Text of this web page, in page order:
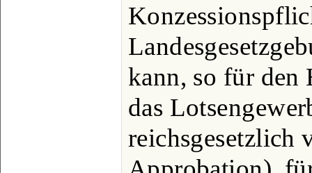
kann, so für
das
reichsgesetzlich